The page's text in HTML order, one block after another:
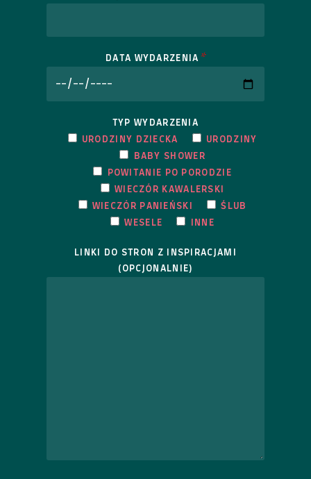
DATA WYDARZENIA *
TYP WYDARZENIA
URODZINY DZIECKA
URODZINY
BABY SHOWER
POWITANIE PO PORODZIE
WIECZÓR KAWALERSKI
WIECZÓR PANIEŃSKI
ŚLUB
WESELE
INNE
LINKI DO STRON Z INSPIRACJAMI
(OPCJONALNIE)